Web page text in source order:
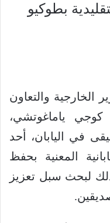
بطوكيو
الخارجية والتعاون
كوجي ياماغوتشي،
في اليابان، أحد
المعنية بحفظ
لبحث سبل تعزيز